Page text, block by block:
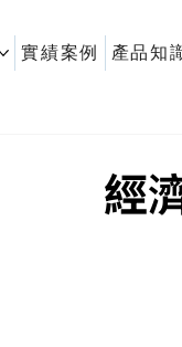
實績案例 產品知
經